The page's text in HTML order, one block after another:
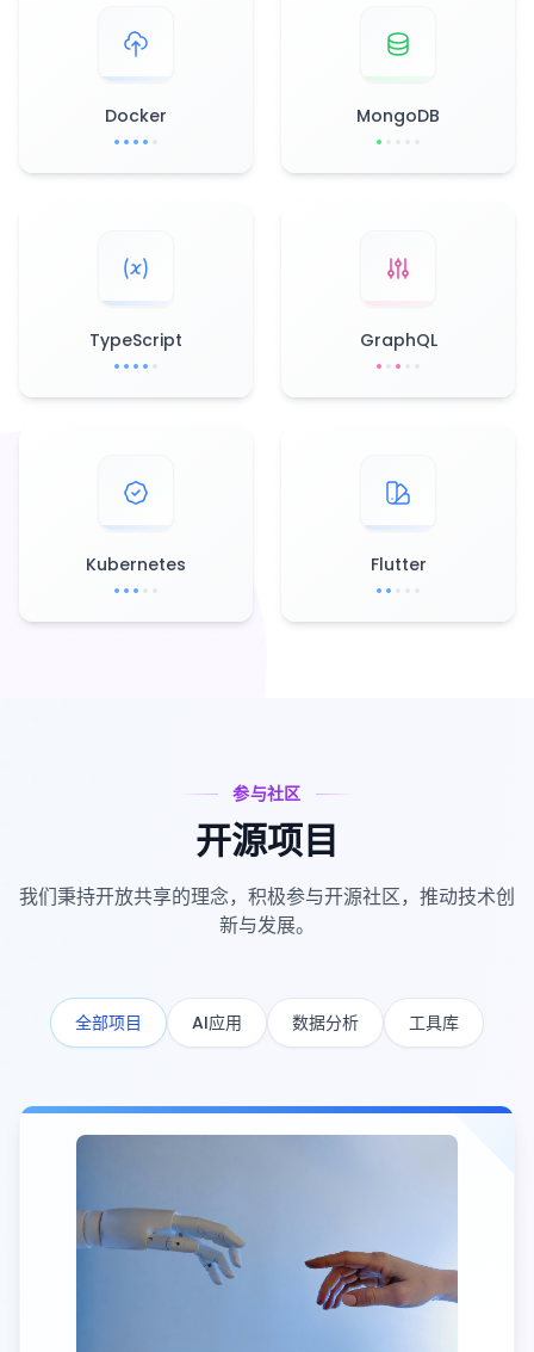
Docker MongoDB
TypeScript GraphQL
Kubernetes Flutter
参与社区
开源项目
我们秉持开放共享的理念，积极参与开源社区，推动技术创
新与发展。
全部项目 AI应用 数据分析 工具库